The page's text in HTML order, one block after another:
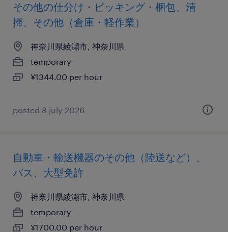
その他の仕分け・ピッキング・梱包、清
掃、その他（倉庫・軽作業）
神奈川県綾瀬市, 神奈川県
temporary
¥1344.00 per hour
posted 8 july 2026
自動車・輸送機器のその他（陸送など）、
バス、大型免許
神奈川県綾瀬市, 神奈川県
temporary
¥1700.00 per hour